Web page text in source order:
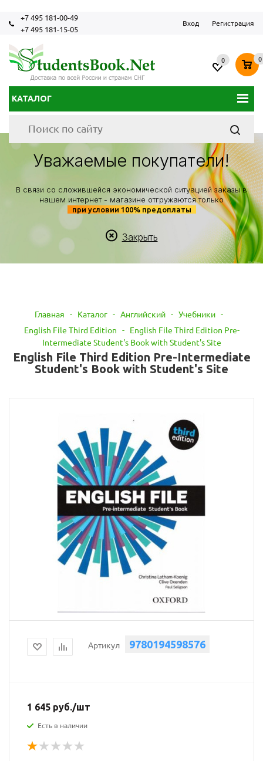
+7 495 181-00-49
+7 495 181-15-05
Вход Регистрация
КАТАЛОГ
0 0
Уважаемые покупатели!
В связи со сложившейся экономической ситуацией заказы в
нашем интернет - магазине отгружаются только
при условии 100% предоплаты
Закрыть
Главная - Каталог - Английский - Учебники -
English File Third Edition - English File Third Edition Pre-
Intermediate Student's Book with Student's Site
English File Third Edition Pre-Intermediate
Student's Book with Student's Site
Артикул 9780194598576
1 645 руб./шт
Есть в наличии